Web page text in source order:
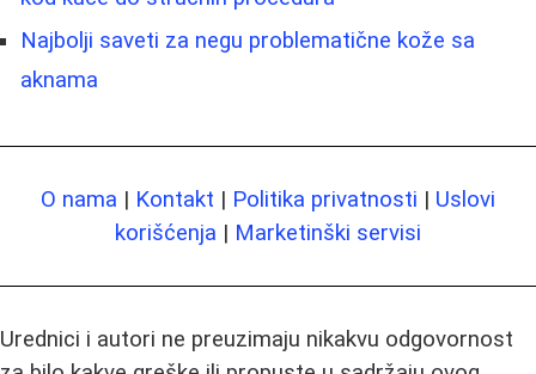
Najbolji saveti za negu problematične kože sa
aknama
O nama | Kontakt | Politika privatnosti | Uslovi
korišćenja | Marketinški servisi
Urednici i autori ne preuzimaju nikakvu odgovornost